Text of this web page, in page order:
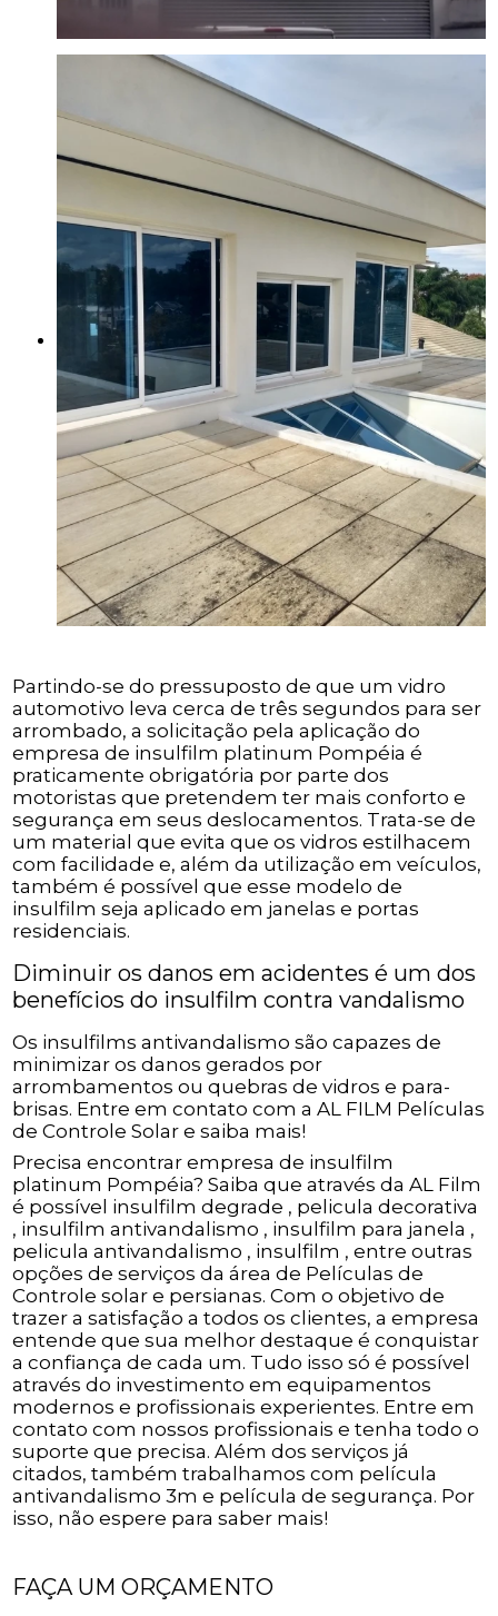
Partindo-se do pressuposto de que um vidro
automotivo leva cerca de três segundos para ser
arrombado, a solicitação pela aplicação do
empresa de insulfilm platinum Pompéia é
praticamente obrigatória por parte dos
motoristas que pretendem ter mais conforto e
segurança em seus deslocamentos. Trata-se de
um material que evita que os vidros estilhacem
com facilidade e, além da utilização em veículos,
também é possível que esse modelo de
insulfilm seja aplicado em janelas e portas
residenciais.
Diminuir os danos em acidentes é um dos
benefícios do insulfilm contra vandalismo
Os insulfilms antivandalismo são capazes de
minimizar os danos gerados por
arrombamentos ou quebras de vidros e para-
brisas. Entre em contato com a AL FILM Películas
de Controle Solar e saiba mais!
Precisa encontrar empresa de insulfilm
platinum Pompéia? Saiba que através da AL Film
é possível insulfilm degrade , pelicula decorativa
, insulfilm antivandalismo , insulfilm para janela ,
pelicula antivandalismo , insulfilm , entre outras
opções de serviços da área de Películas de
Controle solar e persianas. Com o objetivo de
trazer a satisfação a todos os clientes, a empresa
entende que sua melhor destaque é conquistar
a confiança de cada um. Tudo isso só é possível
através do investimento em equipamentos
modernos e profissionais experientes. Entre em
contato com nossos profissionais e tenha todo o
suporte que precisa. Além dos serviços já
citados, também trabalhamos com película
antivandalismo 3m e película de segurança. Por
isso, não espere para saber mais!
FAÇA UM ORÇAMENTO